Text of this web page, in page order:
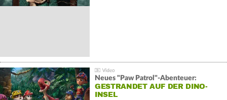
Neues "Paw Patrol"-Abenteuer:
GESTRANDET AUF DER DINO-
INSEL